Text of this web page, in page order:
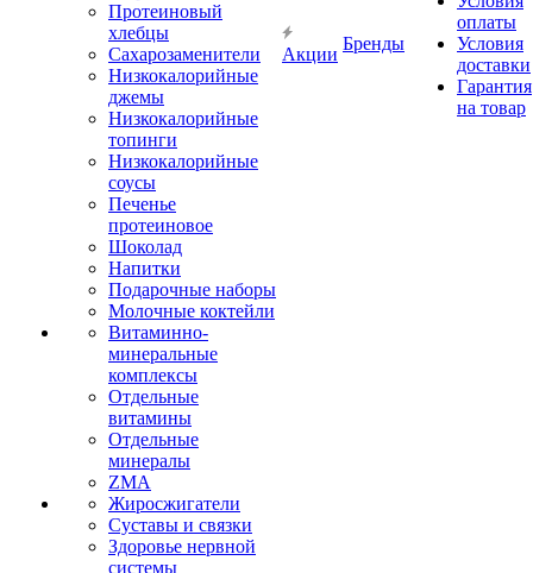
Протеиновый
хлебцы
Сахарозаменители
Низкокалорийные
джемы
Низкокалорийные
топинги
Низкокалорийные
соусы
Печенье
протеиновое
Шоколад
Напитки
Подарочные наборы
Молочные коктейли
Витаминно-
минеральные
комплексы
Отдельные
витамины
Отдельные
минералы
ZMA
Жиросжигатели
Суставы и связки
Здоровье нервной
системы
Акции
Бренды
оплаты
Условия
доставки
Гарантия
на товар